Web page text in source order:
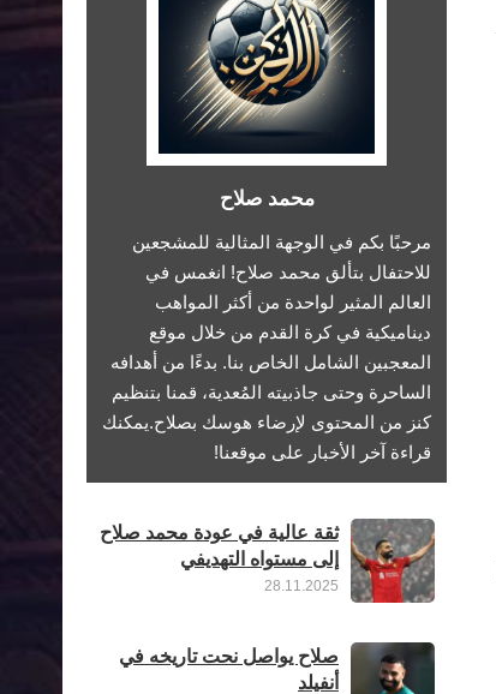
محمد صلاح
مرحبًا بكم في الوجهة المثالية للمشجعين
للاحتفال بتألق محمد صلاح! انغمس في
العالم المثير لواحدة من أكثر المواهب
ديناميكية في كرة القدم من خلال موقع
المعجبين الشامل الخاص بنا. بدءًا من أهدافه
الساحرة وحتى جاذبيته المُعدية، قمنا بتنظيم
كنز من المحتوى لإرضاء هوسك بصلاح.يمكنك
قراءة آخر الأخبار على موقعنا!
ثقة عالية في عودة محمد صلاح
إلى مستواه التهديفي
28.11.2025
صلاح يواصل نحت تاريخه في
أنفيلد